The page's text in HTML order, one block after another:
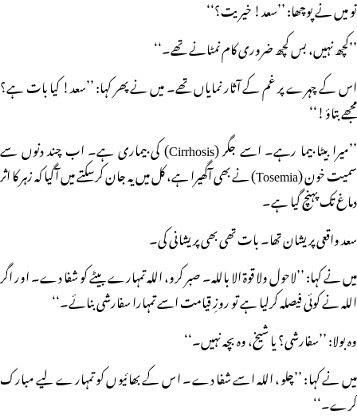
تو میں نے پوچھا: ’’سعد! خیریت؟‘‘
’’کچھ نہیں، بس کچھ ضروری کام نمٹانے تھے۔‘‘
اس کے چہرے پر غم کے آثار نمایاں تھے۔ میں نے پھر کہا: ’’سعد! کیا بات ہے؟
مجھے بتاؤ!‘‘
’’میرا بیٹا بیما رہے۔ اسے جگر (Cirrhosis) کی بیماری ہے۔ اب چند دنوں سے
سمیت خون (Tosemia) نے بھی آگھیرا ہے، کل میں یہ جان کرسکتے میں آگیا کہ زہر کا اثر
دماغ تک پہنچ گیا ہے۔
سعد واقعی پریشان تھا۔ بات تھی بھی پریشانی کی۔
میں نے کہا: ’’لاحول ولا قوۃ الا باللہ۔ صبر کرو، اللہ تمہارے بیٹے کو شفا دے۔ اور اگر
اللہ نے کوئی فیصلہ کرلیا ہے تو روزِ قیامت اسے تمہارا سفارشی بنائے۔‘‘
وہ بولا: ’’سفارشی؟ یا شیخ، وہ بچہ نہیں۔‘‘
میں نے کہا: ’’چلو، اللہ اسے شفا دے۔ اس کے بھائیوں کو تمہارے لیے مبارک
کرے۔‘‘